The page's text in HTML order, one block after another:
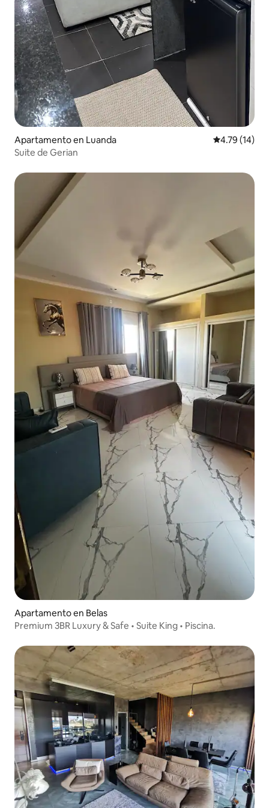
Apartamento en Luanda Calificación
4.79 (14)
Suite de Gerian
Apartamento en Belas
Premium 3BR Luxury & Safe • Suite King • Piscina.